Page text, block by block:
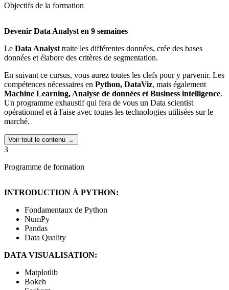
Objectifs de la formation
Devenir Data Analyst en 9 semaines
Le Data Analyst traite les différentes données, crée des bases
données et élabore des critères de segmentation.
En suivant ce cursus, vous aurez toutes les clefs pour y parvenir. Les
compétences nécessaires en Python, DataViz, mais également
Machine Learning, Analyse de données et Business intelligence.
Un programme exhaustif qui fera de vous un Data scientist
opérationnel et à l'aise avec toutes les technologies utilisées sur le
marché.
Voir tout le contenu →
3
Programme de formation
INTRODUCTION À PYTHON:
Fondamentaux de Python
NumPy
Pandas
Data Quality
DATA VISUALISATION:
Matplotlib
Bokeh